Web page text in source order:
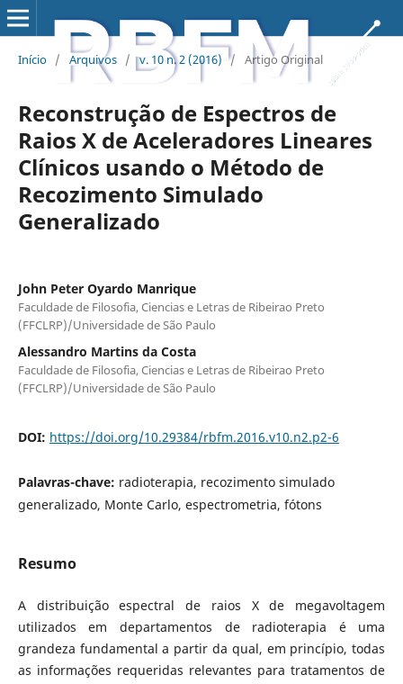
Início / Arquivos / v. 10 n. 2 (2016) / Artigo Original
Reconstrução de Espectros de
Raios X de Aceleradores Lineares
Clínicos usando o Método de
Recozimento Simulado
Generalizado
John Peter Oyardo Manrique
Faculdade de Filosofia, Ciencias e Letras de Ribeirao Preto
(FFCLRP)/Universidade de São Paulo
Alessandro Martins da Costa
Faculdade de Filosofia, Ciencias e Letras de Ribeirao Preto
(FFCLRP)/Universidade de São Paulo
DOI: https://doi.org/10.29384/rbfm.2016.v10.n2.p2-6
Palavras-chave: radioterapia, recozimento simulado
generalizado, Monte Carlo, espectrometria, fótons
Resumo
A distribuição espectral de raios X de megavoltagem
utilizados em departamentos de radioterapia é uma
grandeza fundamental a partir da qual, em princípio, todas
as informações requeridas relevantes para tratamentos de